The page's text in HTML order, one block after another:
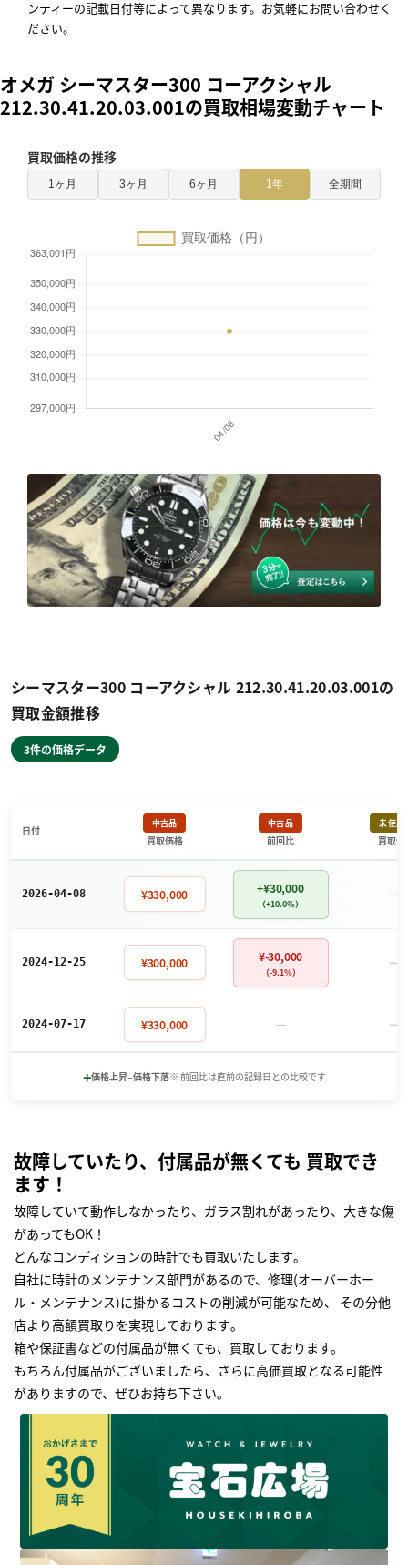
ンティーの記載日付等によって異なります。お気軽にお問い合わせく
ださい。
オメガ シーマスター300 コーアクシャル
212.30.41.20.03.001の買取相場変動チャート
買取価格の推移
1ヶ月 3ヶ月 6ヶ月 1年 全期間
シーマスター300 コーアクシャル 212.30.41.20.03.001の
買取金額推移
3件の価格データ
日付
中古品
買取価格
中古品
前回比
未使用
買取価
2026-04-08 ¥330,000 +¥30,000
（+10.0%） －
2024-12-25 ¥300,000 ¥-30,000
（-9.1%） －
2024-07-17 ¥330,000 － －
+価格上昇-価格下落※ 前回比は直前の記録日との比較です
故障していたり、付属品が無くても 買取でき
ます！
故障していて動作しなかったり、ガラス割れがあったり、大きな傷
があってもOK！
どんなコンディションの時計でも買取いたします｡
自社に時計のメンテナンス部門があるので、修理(オーバーホー
ル・メンテナンス)に掛かるコストの削減が可能なため、 その分他
店より高額買取りを実現しております｡
箱や保証書などの付属品が無くても、買取しております。
もちろん付属品がございましたら、さらに高価買取となる可能性
がありますので、ぜひお持ち下さい｡